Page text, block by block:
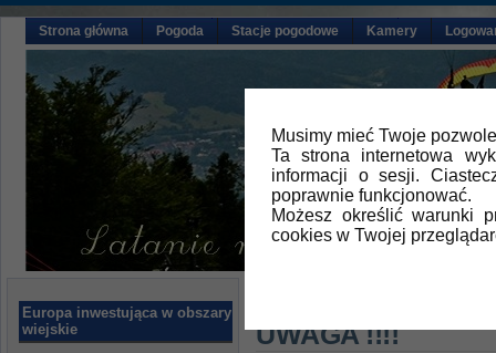
Musimy mieć Twoje
Ta strona internetowa
informacji o sesji.
poprawnie funkcjonować.
Możesz określić warunki
cookies w Twojej
Strona główna Pogoda Stacje pogodowe Kamery
Europa inwestująca w obszary
wiejskie
UWAGA !!!!